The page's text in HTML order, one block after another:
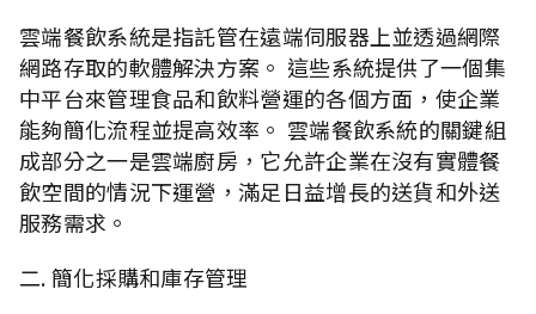
雲端餐飲系統是指託管在遠端伺服器上並透過網際
網路存取的軟體解決方案。 這些系統提供了一個集
中平台來管理食品和飲料營運的各個方面，使企業
能夠簡化流程並提高效率。 雲端餐飲系統的關鍵組
成部分之一是雲端廚房，它允許企業在沒有實體餐
飲空間的情況下運營，滿足日益增長的送貨和外送
服務需求。
二. 簡化採購和庫存管理